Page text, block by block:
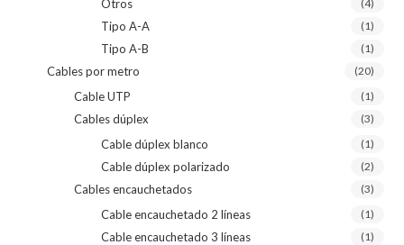
Otros (4)
Tipo A-A (1)
Tipo A-B (1)
Cables por metro (20)
Cable UTP (1)
Cables dúplex (3)
Cable dúplex blanco (1)
Cable dúplex polarizado (2)
Cables encauchetados (3)
Cable encauchetado 2 líneas (1)
Cable encauchetado 3 líneas (1)